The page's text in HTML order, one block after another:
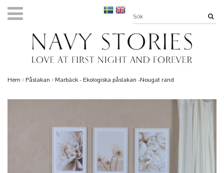
Hem Påslakan Marbäck - Ekologiska påslakan -Nougat rand